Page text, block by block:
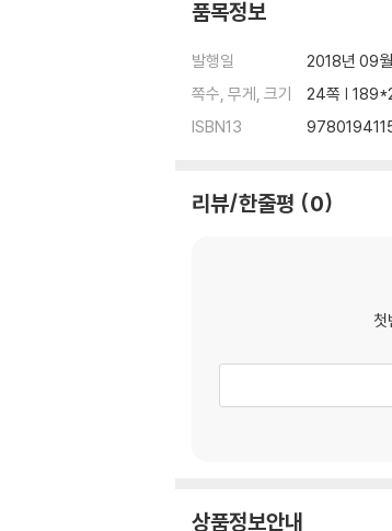
품목정보
발행일
2018년 09
쪽수, 무게, 크기
24쪽 |
ISBN13
리뷰/한줄평 0
첫
상품정보안내